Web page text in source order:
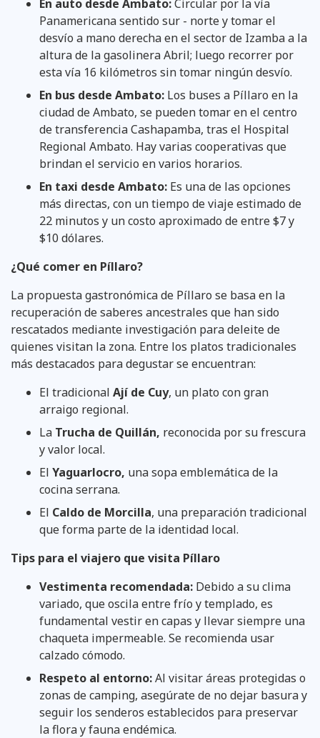
En auto desde Ambato:Circular por la vía
Panamericana sentido sur - norte y tomar el
desvío a mano derecha en el sector de Izamba a la
altura de la gasolinera Abril; luego recorrer por
esta vía 16 kilómetros sin tomar ningún desvío.
En bus desde Ambato: Los buses a Píllaro en la
ciudad de Ambato, se pueden tomar en el centro
de transferencia Cashapamba, tras el Hospital
Regional Ambato. Hay varias cooperativas que
brindan el servicio en varios horarios.
En taxi desde Ambato: Es una de las opciones
más directas, con un tiempo de viaje estimado de
22 minutos y un costo aproximado de entre $7 y
$10 dólares.
¿Qué comer en Píllaro?
La propuesta gastronómica de Píllaro se basa en la
recuperación de saberes ancestrales que han sido
rescatados mediante investigación para deleite de
quienes visitan la zona. Entre los platos tradicionales
más destacados para degustar se encuentran:
El tradicional Ají de Cuy, un plato con gran
arraigo regional.
La Trucha de Quillán, reconocida por su frescura
y valor local.
El Yaguarlocro, una sopa emblemática de la
cocina serrana.
El Caldo de Morcilla, una preparación tradicional
que forma parte de la identidad local.
Tips para el viajero que visita Píllaro
Vestimenta recomendada: Debido a su clima
variado, que oscila entre frío y templado, es
fundamental vestir en capas y llevar siempre una
chaqueta impermeable. Se recomienda usar
calzado cómodo.
Respeto al entorno:Al visitar áreas protegidas o
zonas de camping, asegúrate de no dejar basura y
seguir los senderos establecidos para preservar
la flora y fauna endémica.